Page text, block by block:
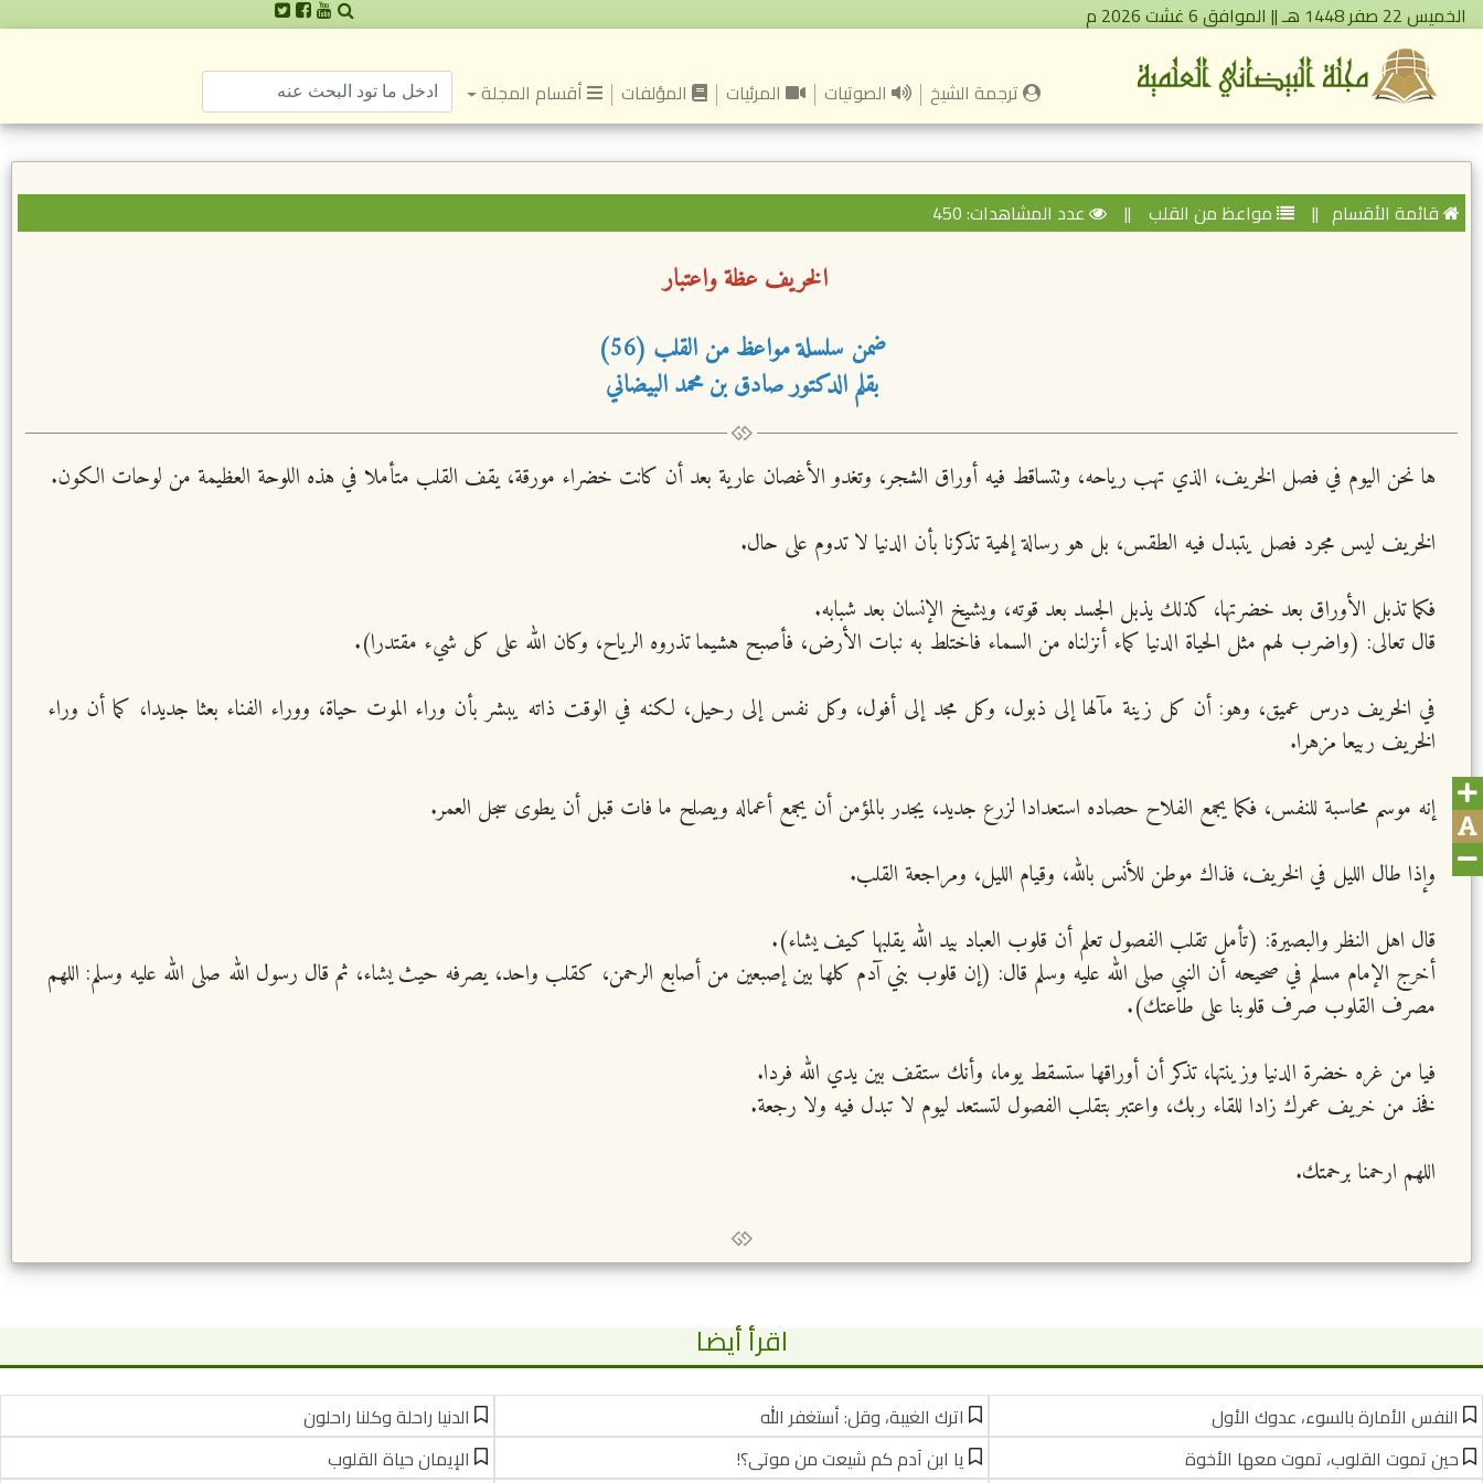
الخميس 22 صفر 1448 هـ || الموافق 6 غشت 2026 م
ترجمة الشيخ الصوتيات المرئيات المؤلفات أقسام المجلة
قائمة الأقسام || مواعظ من القلب || عدد المشاهدات: 450
الخريف عظة واعتبار
ضمن سلسلة مواعظ من القلب (56)
بقلم الدكتور صادق بن محمد البيضاني
ها نحن اليوم في فصل الخريف، الذي تهب رياحه، وتتساقط فيه أوراق الشجر، وتغدو الأغصان عارية بعد أن كانت خضراء مورقة، يقف القلب متأملا في هذه اللوحة العظيمة من لوحات الكون.
الخريف ليس مجرد فصل يتبدل فيه الطقس، بل هو رسالة إلهية تذكرنا بأن الدنيا لا تدوم على حال.
فكما تذبل الأوراق بعد خضرتها، كذلك يذبل الجسد بعد قوته، ويشيخ الإنسان بعد شبابه.
قال تعالى: (واضرب لهم مثل الحياة الدنيا كماء أنزلناه من السماء فاختلط به نبات الأرض، فأصبح هشيما تذروه الرياح، وكان الله على كل شيء مقتدرا).
في الخريف درس عميق، وهو: أن كل زينة مآلها إلى ذبول، وكل مجد إلى أفول، وكل نفس إلى رحيل، لكنه في الوقت ذاته يبشر بأن وراء الموت حياة، ووراء الفناء بعثا جديدا، كما أن وراء
الخريف ربيعا مزهرا.
إنه موسم محاسبة للنفس، فكما يجمع الفلاح حصاده استعدادا لزرع جديد، يجدر بالمؤمن أن يجمع أعماله ويصلح ما فات قبل أن يطوى سجل العمر.
وإذا طال الليل في الخريف، فذاك موطن للأنس بالله، وقيام الليل، ومراجعة القلب.
قال اهل النظر والبصيرة: (تأمل تقلب الفصول تعلم أن قلوب العباد بيد الله يقلبها كيف يشاء).
أخرج الإمام مسلم في صحيحه أن النبي صلى الله عليه وسلم قال: (إن قلوب بني آدم كلها بين إصبعين من أصابع الرحمن، كقلب واحد، يصرفه حيث يشاء، ثم قال رسول الله صلى الله عليه وسلم: اللهم
مصرف القلوب صرف قلوبنا على طاعتك).
فيا من غره خضرة الدنيا وزينتها، تذكر أن أوراقها ستسقط يوما، وأنك ستقف بين يدي الله فردا.
فخذ من خريف عمرك زادا للقاء ربك، واعتبر بتقلب الفصول لتستعد ليوم لا تبدل فيه ولا رجعة.
اللهم ارحمنا برحمتك.
اقرأ أيضا
النفس الأمارة بالسوء، عدوك الأول اترك الغيبة، وقل: أستغفر الله
الدنيا راحلة وكلنا راحلون
حين تموت القلوب، تموت معها الأخوة
يا ابن آدم كم شيعت من موتى؟! الإيمان حياة القلوب